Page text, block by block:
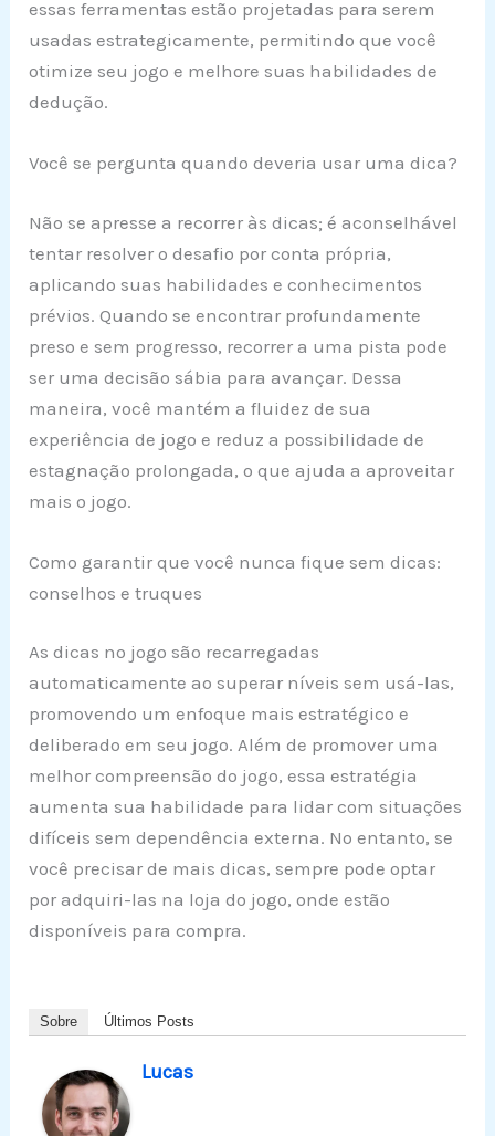
essas ferramentas estão projetadas para serem
usadas estrategicamente, permitindo que você
otimize seu jogo e melhore suas habilidades de
dedução.
Você se pergunta quando deveria usar uma dica?
Não se apresse a recorrer às dicas; é aconselhável
tentar resolver o desafio por conta própria,
aplicando suas habilidades e conhecimentos
prévios. Quando se encontrar profundamente
preso e sem progresso, recorrer a uma pista pode
ser uma decisão sábia para avançar. Dessa
maneira, você mantém a fluidez de sua
experiência de jogo e reduz a possibilidade de
estagnação prolongada, o que ajuda a aproveitar
mais o jogo.
Como garantir que você nunca fique sem dicas:
conselhos e truques
As dicas no jogo são recarregadas
automaticamente ao superar níveis sem usá-las,
promovendo um enfoque mais estratégico e
deliberado em seu jogo. Além de promover uma
melhor compreensão do jogo, essa estratégia
aumenta sua habilidade para lidar com situações
difíceis sem dependência externa. No entanto, se
você precisar de mais dicas, sempre pode optar
por adquiri-las na loja do jogo, onde estão
disponíveis para compra.
Sobre Últimos Posts
Lucas